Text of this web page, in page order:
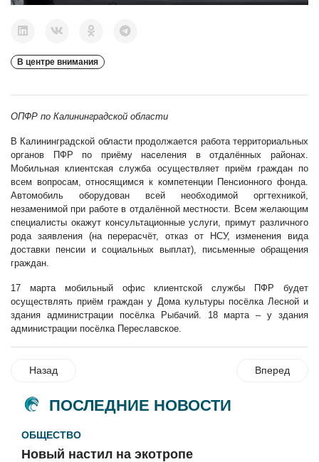
В центре внимания
ОПФР по Калининградской области
В Калининградской области продолжается работа территориальных
органов ПФР по приёму населения в отдалённых районах.
Мобильная клиентская служба осуществляет приём граждан по
всем вопросам, относящимся к компетенции Пенсионного фонда.
Автомобиль оборудован всей необходимой оргтехникой,
незаменимой при работе в отдалённой местности. Всем желающим
специалисты окажут консультационные услуги, примут различного
рода заявления (на перерасчёт, отказ от НСУ, изменения вида
доставки пенсии и социальных выплат), письменные обращения
граждан.
17 марта мобильный офис клиентской службы ПФР будет
осуществлять приём граждан у Дома культуры посёлка Лесной и
здания администрации посёлка Рыбачий. 18 марта – у здания
администрации посёлка Переславское.
Назад Вперед
ПОСЛЕДНИЕ НОВОСТИ
ОБЩЕСТВО
Новый настил на экотропе